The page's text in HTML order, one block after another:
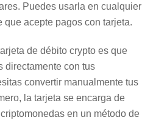
Puedes usarla en cualquier
que acepte pagos con tarjeta.
de débito crypto es que
directamente con tus
convertir manualmente tus
la tarjeta se encarga de
en un método de